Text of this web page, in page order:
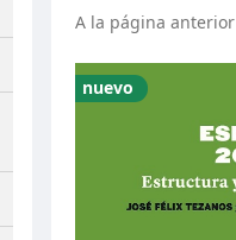
A la página anterior
nuevo